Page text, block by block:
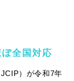
全国対応
）が令和7年